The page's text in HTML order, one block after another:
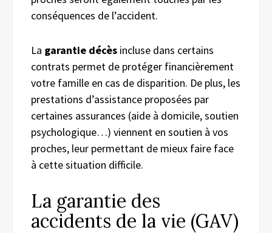
conséquences de l’accident.
La garantie décès incluse dans certains
contrats permet de protéger financièrement
votre famille en cas de disparition. De plus, les
prestations d’assistance proposées par
certaines assurances (aide à domicile, soutien
psychologique…) viennent en soutien à vos
proches, leur permettant de mieux faire face
à cette situation difficile.
La garantie des
accidents de la vie (GAV)